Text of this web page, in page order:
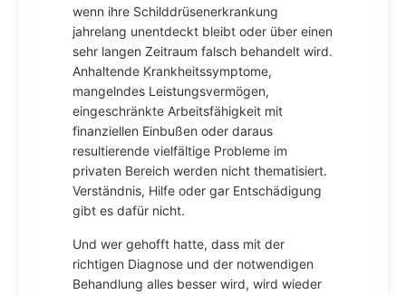
wenn ihre Schilddrüsenerkrankung
jahrelang unentdeckt bleibt oder über einen
sehr langen Zeitraum falsch behandelt wird.
Anhaltende Krankheitssymptome,
mangelndes Leistungsvermögen,
eingeschränkte Arbeitsfähigkeit mit
finanziellen Einbußen oder daraus
resultierende vielfältige Probleme im
privaten Bereich werden nicht thematisiert.
Verständnis, Hilfe oder gar Entschädigung
gibt es dafür nicht.
Und wer gehofft hatte, dass mit der
richtigen Diagnose und der notwendigen
Behandlung alles besser wird, wird wieder